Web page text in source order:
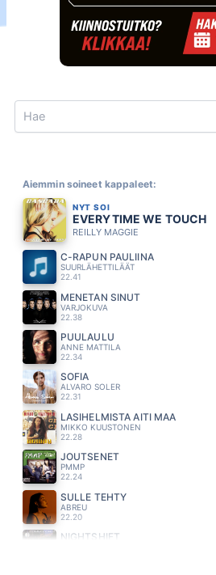
Search
Aiemmin soineet kappaleet:
NYT SOI
EVERYTIME WE TOUCH
REILLY MAGGIE
C-RAPUN PAULIINA
SUURLÄHETTILÄÄT
22.41
MENETAN SINUT
VARJOKUVA
22.38
PUULAULU
ANNE MATTILA
22.34
SOFIA
ALVARO SOLER
22.31
LASIHELMISTA AITI MAA
MIKKO KUUSTONEN
22.28
JOUTSENET
PMMP
22.24
SULLE TEHTY
ABREU
22.20
NIGHTSHIFT